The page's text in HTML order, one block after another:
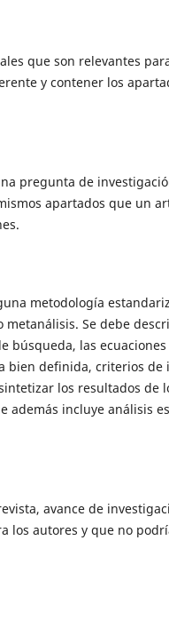
que son relevantes
y contener los
pregunta de
apartados que un
metodología
Se debe
las
definida, criterios de
los resultados de
además incluye análisis
avance de
autores y que no